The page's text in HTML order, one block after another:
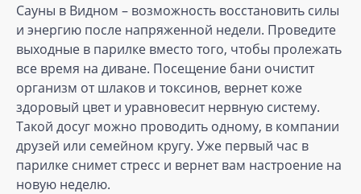
Сауны в Видном – возможность восстановить силы
и энергию после напряженной недели. Проведите
выходные в парилке вместо того, чтобы пролежать
все время на диване. Посещение бани очистит
организм от шлаков и токсинов, вернет коже
здоровый цвет и уравновесит нервную систему.
Такой досуг можно проводить одному, в компании
друзей или семейном кругу. Уже первый час в
парилке снимет стресс и вернет вам настроение на
новую неделю.